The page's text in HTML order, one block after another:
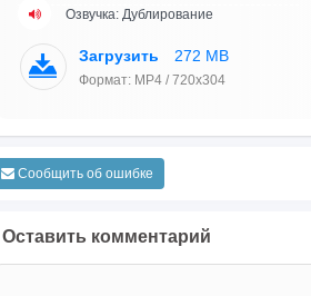
Озвучка: Дублирование
Загрузить 272 MB
Формат: MP4 / 720x304
Сообщить об ошибке
Оставить комментарий